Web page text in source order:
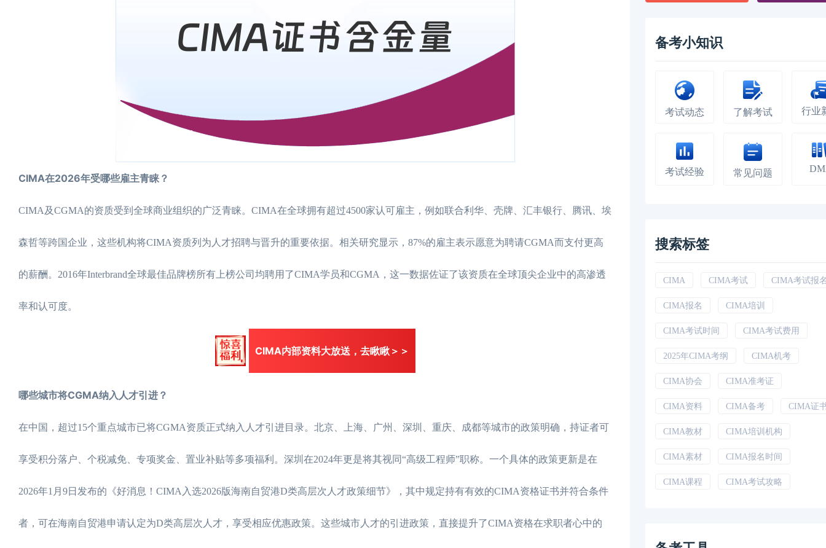
CIMA在2026年受哪些雇主青睐？
CIMA及CGMA的资质受到全球商业组织的广泛青睐。CIMA在全球拥有超过4500家认可雇主，例如联合利华、壳牌、汇丰银行、腾讯、埃
森哲等跨国企业，这些机构将CIMA资质列为人才招聘与晋升的重要依据。相关研究显示，87%的雇主表示愿意为聘请CGMA而支付更高
的薪酬。2016年Interbrand全球最佳品牌榜所有上榜公司均聘用了CIMA学员和CGMA，这一数据佐证了该资质在全球顶尖企业中的高渗透
率和认可度。
CIMA内部资料大放送，去瞅瞅＞＞
哪些城市将CGMA纳入人才引进？
在中国，超过15个重点城市已将CGMA资质正式纳入人才引进目录。北京、上海、广州、深圳、重庆、成都等城市的政策明确，持证者可
享受积分落户、个税减免、专项奖金、置业补贴等多项福利。深圳在2024年更是将其视同“高级工程师”职称。一个具体的政策更新是在
2026年1月9日发布的《好消息！CIMA入选2026版海南自贸港D类高层次人才政策细节》，其中规定持有有效的CIMA资格证书并符合条件
者，可在海南自贸港申请认定为D类高层次人才，享受相应优惠政策。这些城市人才的引进政策，直接提升了CIMA资格在求职者心中的
备考小知识
考试动态 了解考试 行业
考试经验 常见问题
搜索标签
CIMA CIMA考试 CIMA考试报
CIMA报名 CIMA培训
CIMA考试时间 CIMA考试费用
2025年CIMA考纲 CIMA机考
CIMA协会 CIMA准考证
CIMA资料 CIMA备考 CIMA证
CIMA教材 CIMA培训机构
CIMA素材 CIMA报名时间
CIMA课程 CIMA考试攻略